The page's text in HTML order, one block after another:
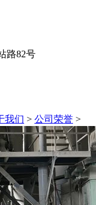
路82号
我们 > 公司荣誉 >